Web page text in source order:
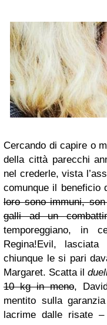
Cercando di capire o
della città parecchi
nel crederle, vista
comunque il beneficio
loro sono immuni,
galli ad un
temporeggiano, in
Regina!Evil,
chiunque le si pari
Margaret. Scatta il
10 kg in meno,
mentito sulla
lacrime dalle risate